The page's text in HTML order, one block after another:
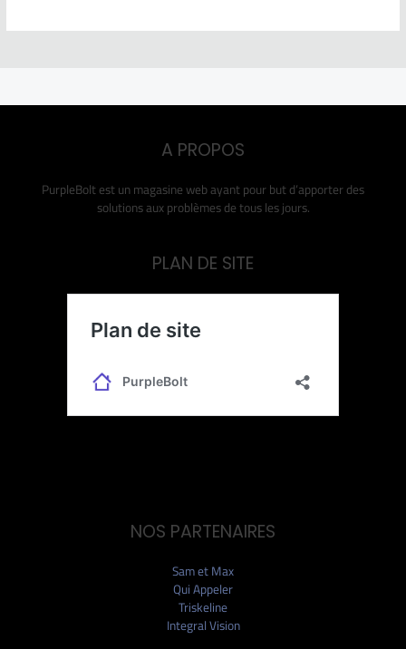
A PROPOS
PurpleBolt est un magasine web ayant pour but d’apporter des
solutions aux problèmes de tous les jours.
PLAN DE SITE
NOS PARTENAIRES
Sam et Max
Qui Appeler
Triskeline
Integral Vision